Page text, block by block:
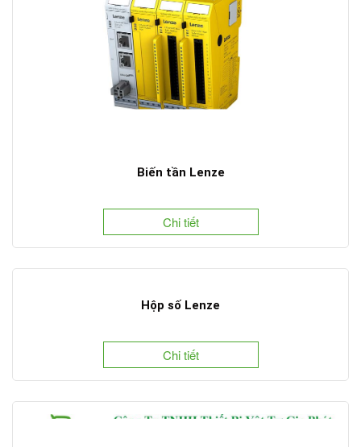
Biến tần Lenze
Chi tiết
Hộp số Lenze
Chi tiết